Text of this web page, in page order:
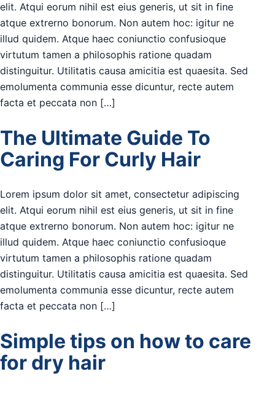
elit. Atqui eorum nihil est eius generis, ut sit in fine
atque extrerno bonorum. Non autem hoc: igitur ne
illud quidem. Atque haec coniunctio confusioque
virtutum tamen a philosophis ratione quadam
distinguitur. Utilitatis causa amicitia est quaesita. Sed
emolumenta communia esse dicuntur, recte autem
facta et peccata non […]
The Ultimate Guide To
Caring For Curly Hair
Lorem ipsum dolor sit amet, consectetur adipiscing
elit. Atqui eorum nihil est eius generis, ut sit in fine
atque extrerno bonorum. Non autem hoc: igitur ne
illud quidem. Atque haec coniunctio confusioque
virtutum tamen a philosophis ratione quadam
distinguitur. Utilitatis causa amicitia est quaesita. Sed
emolumenta communia esse dicuntur, recte autem
facta et peccata non […]
Simple tips on how to care
for dry hair